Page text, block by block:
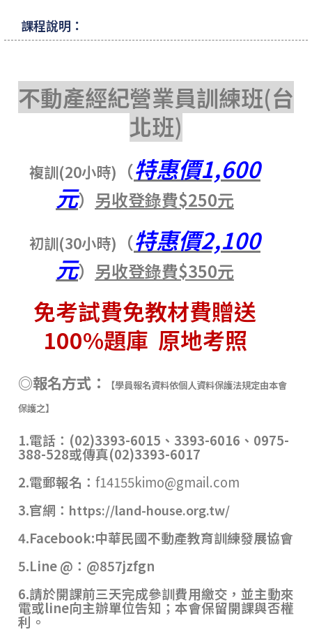
課程說明：
不動產經紀營業員訓練班(台
北班)
複訓(20小時) （特惠價1,600
元） 另收登錄費$250元
初訓(30小時) （特惠價2,100
元） 另收登錄費$350元
免考試費免教材費贈送
100%題庫 原地考照
◎報名方式： 【學員報名資料依個人資料保護法規定由本會
保護之】
1.電話： (02)3393-6015 、3393-6016 、 0975-
388-528或傳真(02)3393-6017
2.電郵報名： f14155kimo@gmail.com
3.官網： https://land-house.org.tw/
4.Facebook:中華民國不動產教育訓練發展協會
5.Line @ ：@857jzfgn
6.請於開課前三天完成參訓費用繳交，並主動來
電或line向主辦單位告知；本會保留開課與否權
利。